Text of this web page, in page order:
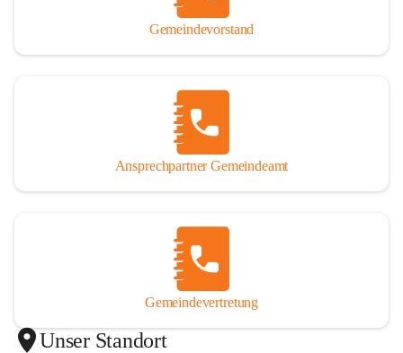
Gemeindevorstand
Ansprechpartner Gemeindeamt
Gemeindevertretung
Unser Standort